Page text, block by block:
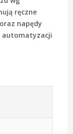
ręczne
napędy
automatyzacji